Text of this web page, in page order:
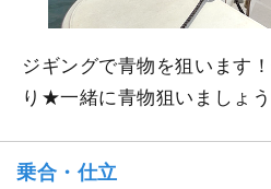
ジギングで青物を狙います
り★一緒に青物狙いましょう
乗合・仕立